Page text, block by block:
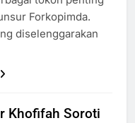
Forkopimda.
diselenggarakan
Khofifah Soroti